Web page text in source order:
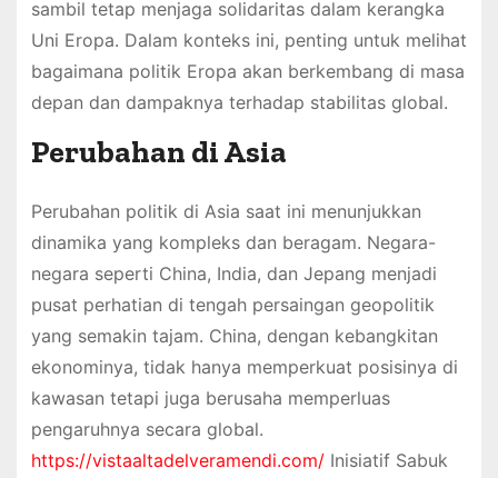
sambil tetap menjaga solidaritas dalam kerangka
Uni Eropa. Dalam konteks ini, penting untuk melihat
bagaimana politik Eropa akan berkembang di masa
depan dan dampaknya terhadap stabilitas global.
Perubahan di Asia
Perubahan politik di Asia saat ini menunjukkan
dinamika yang kompleks dan beragam. Negara-
negara seperti China, India, dan Jepang menjadi
pusat perhatian di tengah persaingan geopolitik
yang semakin tajam. China, dengan kebangkitan
ekonominya, tidak hanya memperkuat posisinya di
kawasan tetapi juga berusaha memperluas
pengaruhnya secara global.
https://vistaaltadelveramendi.com/Inisiatif Sabuk